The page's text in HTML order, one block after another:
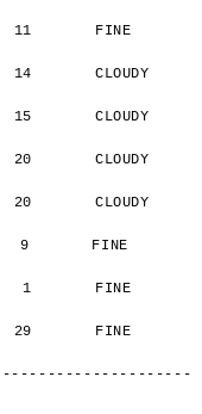
11       FINE
CLOUDY
CLOUDY
CLOUDY
CLOUDY
9       FINE
1       FINE
29       FINE